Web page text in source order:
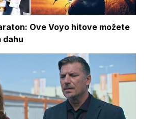
Ove Voyo hitove možete
dahu